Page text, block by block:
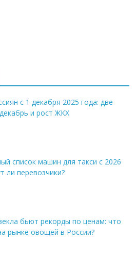
с 1 декабря 2025 года: две
и рост ЖКХ
список машин для такси с 2026
ли перевозчики?
бьют рекорды по ценам: что
рынке овощей в России?